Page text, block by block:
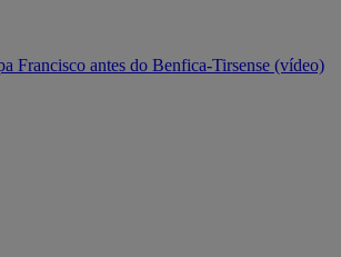
Francisco antes do Benfica-Tirsense (vídeo)